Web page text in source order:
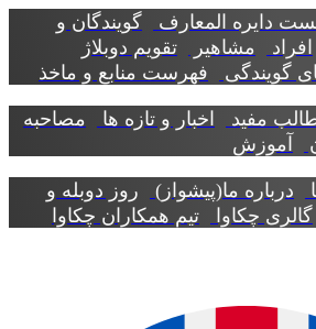
المعارف گویندگان و
مشاهیر تقویم دوبلاژ
فهرست منابع و ماخذ
مفید اخبار و تازه ها
مصاحبه
ما(پیشواز)
روز دوبله و
چکاوا تیم همکاران چکاوا